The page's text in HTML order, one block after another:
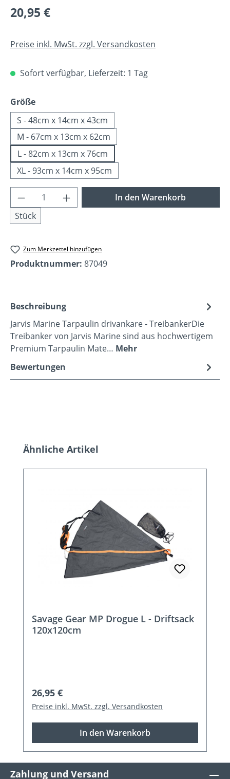
Regulärer Preis:
20,95 €
Preise inkl. MwSt. zzgl. Versandkosten
Sofort verfügbar, Lieferzeit: 1 Tag
Größeauswählen
S - 48cm x 14cm x 43cm
M - 67cm x 13cm x 62cm
L - 82cm x 13cm x 76cm
XL - 93cm x 14cm x 95cm
Produkt Anzahl: Gib den gewünschten
Stück
In den Warenkorb
Zum Merkzettel hinzufügen
Produktnummer: 87049
Beschreibung
Jarvis Marine Tarpaulin drivankare - TreibankerDie
Treibanker von Jarvis Marine sind aus hochwertigem
Premium Tarpaulin Mate… Mehr
Bewertungen
Produktgalerie überspringen
Ähnliche Artikel
Savage Gear MP Drogue L - Driftsack
120x120cm
Regulärer Preis:
26,95 €
Preise inkl. MwSt. zzgl. Versandkosten
In den Warenkorb
Zahlung und Versand